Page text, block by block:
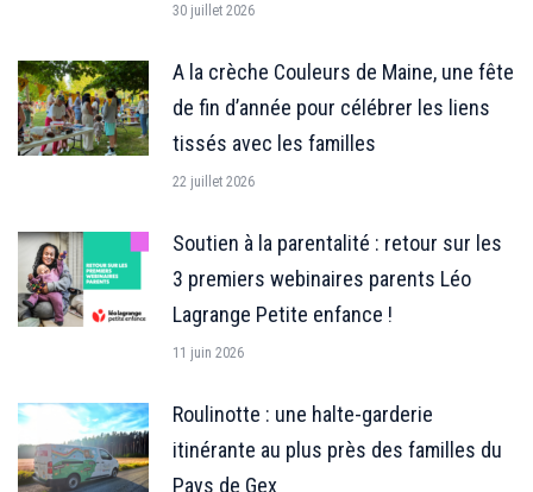
30 juillet 2026
A la crèche Couleurs de Maine, une fête
de fin d’année pour célébrer les liens
tissés avec les familles
22 juillet 2026
Soutien à la parentalité : retour sur les
3 premiers webinaires parents Léo
Lagrange Petite enfance !
11 juin 2026
Roulinotte : une halte-garderie
itinérante au plus près des familles du
Pays de Gex